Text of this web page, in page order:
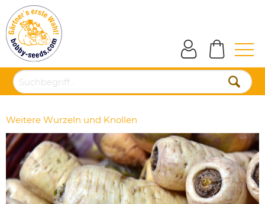
Weitere Wurzeln und Knollen